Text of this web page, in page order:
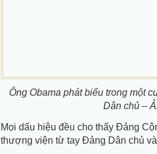
Ông Obama phát biểu trong một
Dân chủ –
Mọi dấu hiệu đều cho thấy Đảng
thượng viện từ tay Đảng Dân chủ